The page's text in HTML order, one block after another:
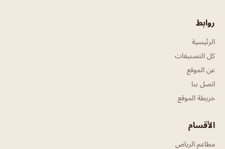
روابط
الرئيسية
كل التصنيفات
عن الموقع
اتصل بنا
خريطة الموقع
الأقسام
مطاعم الرياض